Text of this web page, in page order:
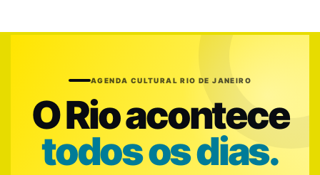
AGENDA CULTURAL RIO DE JANEIRO
O Rio acontece
todos os dias.